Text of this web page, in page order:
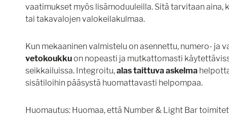
vaatimukset myös lisämoduuleilla. Sitä tarvitaan
tai takavalojen valokeilakulmaa.
Kun mekaaninen valmistelu on asennettu, numero-
vetokoukkuon nopeasti ja mutkattomasti
seikkailuissa. Integroitu,alas taittuva askelma
sisätiloihin pääsystä huomattavasti helpompaa.
Huomautus: Huomaa, että Number & Light Bar